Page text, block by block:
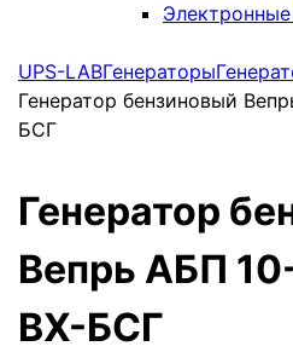
UPS-LABГенераторы
Генератор бензиновый
БСГ
Генератор
Вепрь АБП
ВХ-БСГ